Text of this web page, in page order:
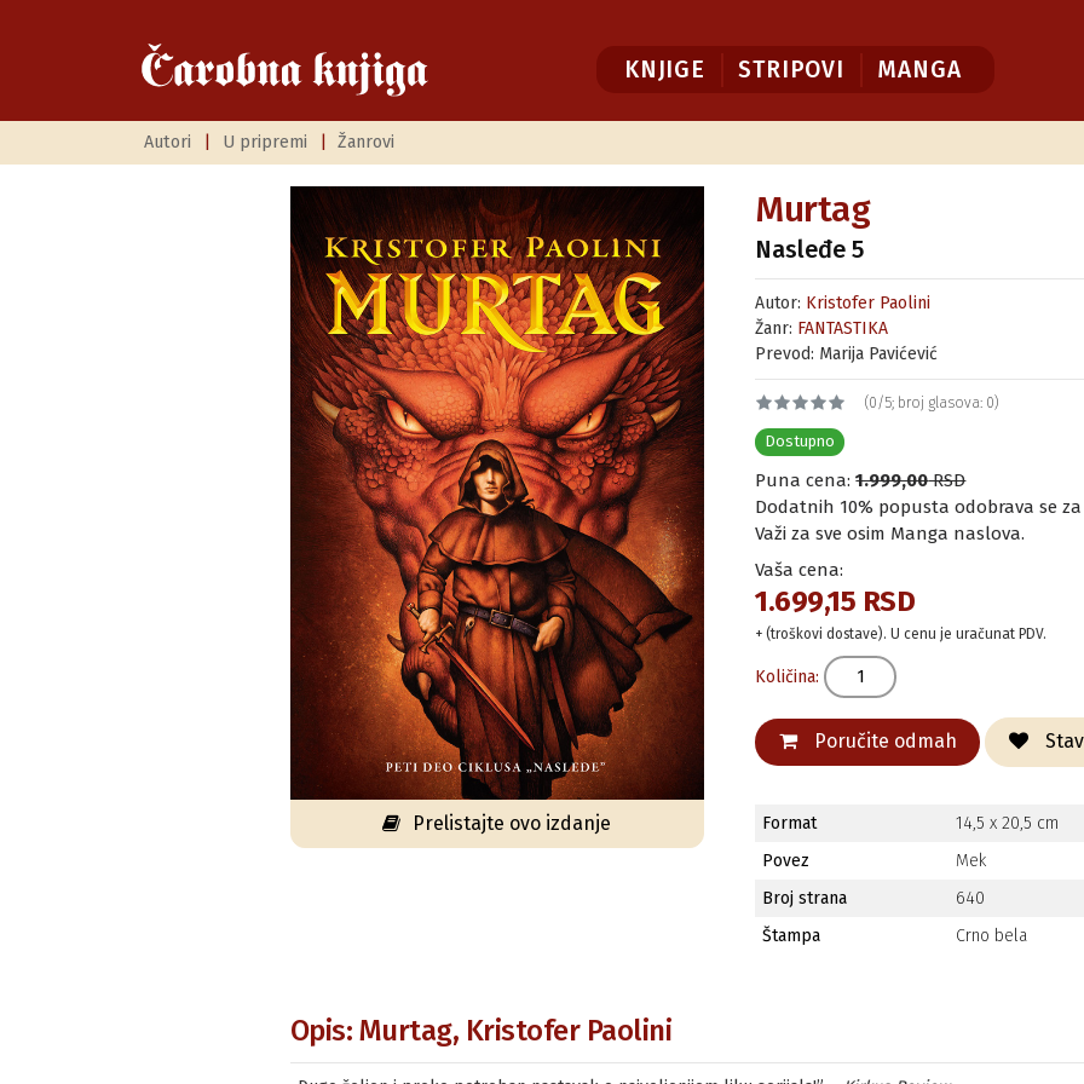
KNJIGE STRIPOVI MANGA
Autori U pripremi Žanrovi
Prelistajte ovo izdanje
Murtag
Nasleđe 5
Autor: Kristofer Paolini
Žanr: FANTASTIKA
Prevod: Marija Pavićević
(0/5; broj glasova: 0)
Dostupno
Puna cena:1.999,00RSD
Dodatnih 10% popusta odobrava se
Važi za sve osim Manga naslova.
Vaša cena:
1.699,15 RSD
+ (troškovi dostave). U cenu je uračunat PDV.
Količina:
Poručite odmah
Format
14,5 x 20,5 cm
Povez
Mek
Broj strana
640
Štampa
Crno bela
Opis: Murtag, Kristofer Paolini